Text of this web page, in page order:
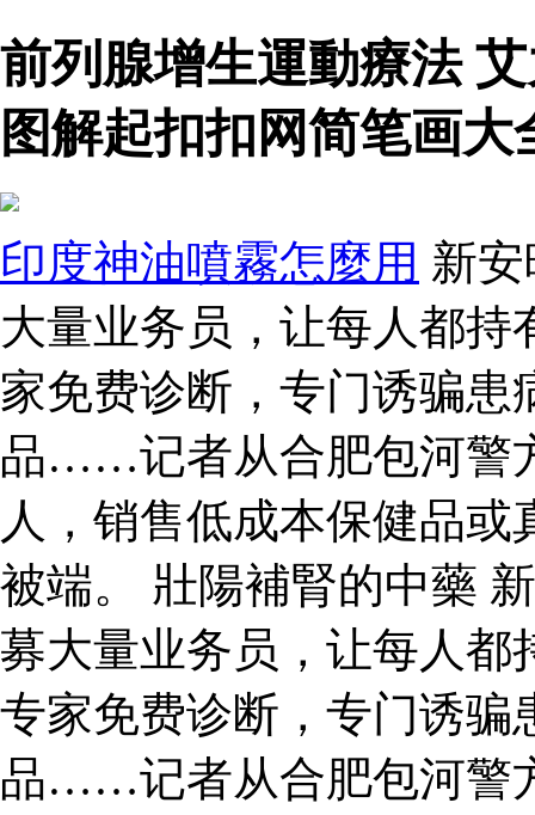
前列腺增生運動療法
图解起扣扣网简笔画大
印度神油噴霧怎麼用 新
大量业务员，让每人都持
家免费诊断，专门诱骗
品……记者从合肥包河警
人，销售低成本保健品
被端。 壯陽補腎的中藥
募大量业务员，让每人都
专家免费诊断，专门诱骗
品……记者从合肥包河警